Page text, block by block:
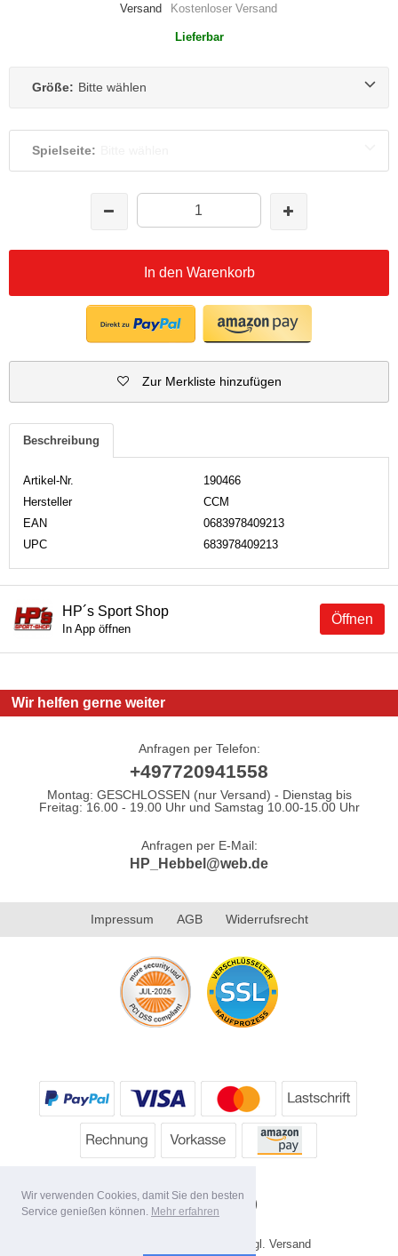
Wir verwenden Cookies, damit Sie den besten
Service genießen können. Mehr erfahren
Versand Kostenloser Versand
Lieferbar
Größe: Bitte wählen
Spielseite:
In den Warenkorb
Zur Merkliste hinzufügen
Beschreibung
Artikel-Nr.
190466
Hersteller
CCM
EAN
0683978409213
UPC
683978409213
Öffnen
HP´s Sport Shop
In App öffnen
Wir helfen gerne weiter
Anfragen per Telefon:
+497720941558
Montag: GESCHLOSSEN (nur Versand) - Dienstag bis
Freitag: 16.00 - 19.00 Uhr und Samstag 10.00-15.00 Uhr
Anfragen per E-Mail:
HP_Hebbel@web.de
Impressum AGB Widerrufsrecht
* Alle Preise inkl. MwSt. evtl. zzgl. Versand